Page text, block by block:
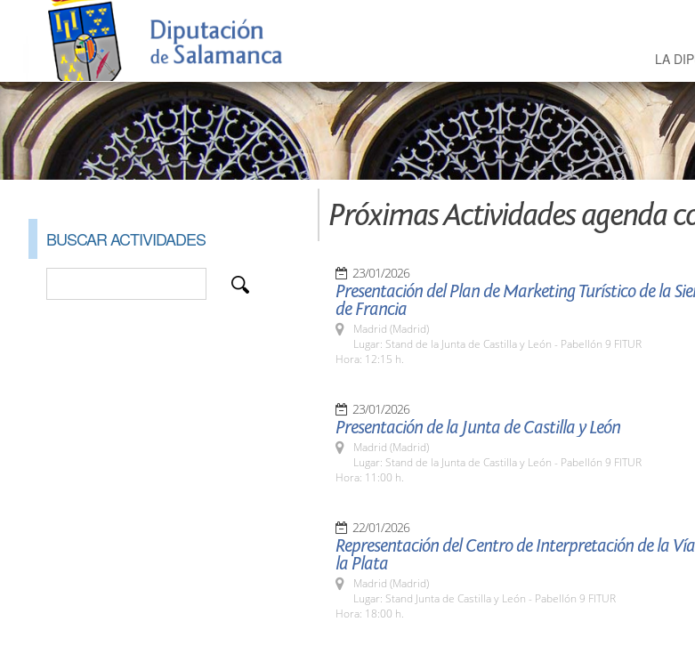
LA
BUSCAR ACTIVIDADES
Próximas Actividades agenda
23/01/2026
Presentación del Plan de Marketing Turístico de la
de Francia
Madrid (Madrid)
Lugar: Stand de la Junta de Castilla y León - Pabellón 9 FITUR
Hora: 12:15 h.
23/01/2026
Presentación de la Junta de Castilla y León
Madrid (Madrid)
Lugar: Stand de la Junta de Castilla y León - Pabellón 9 FITUR
Hora: 11:00 h.
22/01/2026
Representación del Centro de Interpretación de la
la Plata
Madrid (Madrid)
Lugar: Stand Junta de Castilla y León - Pabellón 9 FITUR
Hora: 18:00 h.